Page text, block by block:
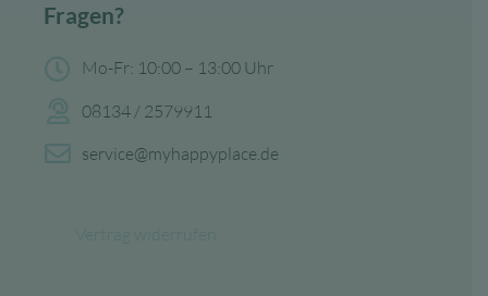
Fragen?
Mo-Fr: 10:00 – 13:00 Uhr
08134 / 2579911
service@myhappyplace.de